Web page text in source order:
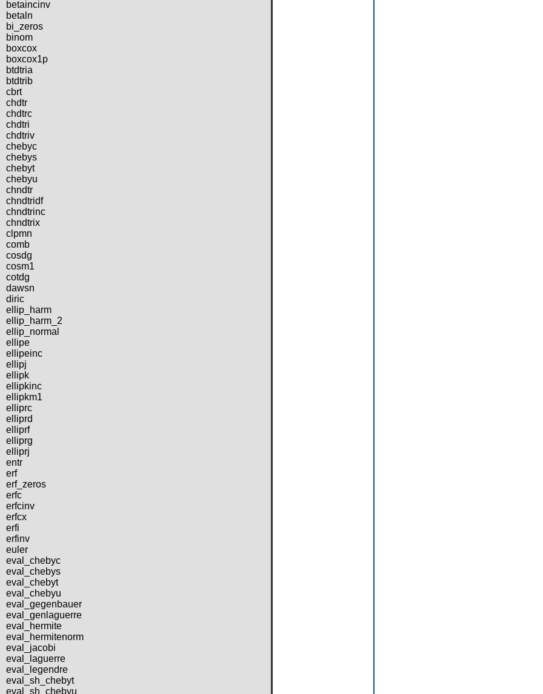
betaincinv
betaln
bi_zeros
binom
boxcox
boxcox1p
btdtria
btdtrib
cbrt
chdtr
chdtrc
chdtri
chdtriv
chebyc
chebys
chebyt
chebyu
chndtr
chndtridf
chndtrinc
chndtrix
clpmn
comb
cosdg
cosm1
cotdg
dawsn
diric
ellip_harm
ellip_harm_2
ellip_normal
ellipe
ellipeinc
ellipj
ellipk
ellipkinc
ellipkm1
elliprc
elliprd
elliprf
elliprg
elliprj
entr
erf
erf_zeros
erfc
erfcinv
erfcx
erfi
erfinv
euler
eval_chebyc
eval_chebys
eval_chebyt
eval_chebyu
eval_gegenbauer
eval_genlaguerre
eval_hermite
eval_hermitenorm
eval_jacobi
eval_laguerre
eval_legendre
eval_sh_chebyt
eval_sh_chebyu